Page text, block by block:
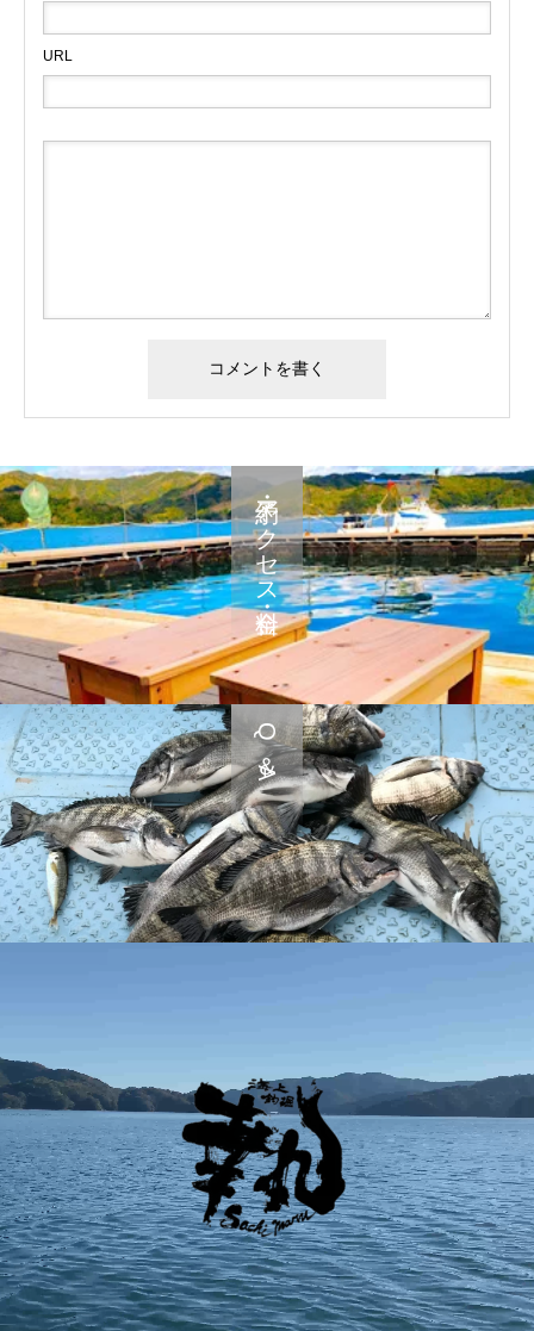
URL
予約・アクセス・料金
Q＆A